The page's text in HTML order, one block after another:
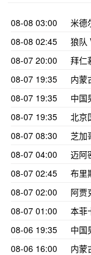
08-08 03:00
米德
08-08 02:45
狼队
08-07 20:00
拜仁
08-07 19:35
内蒙
08-07 19:35
中国
08-07 19:35
北京
08-07 08:30
芝加
08-07 04:00
迈阿
08-07 02:45
布里
08-07 02:00
阿贾
08-07 01:00
本菲
08-06 19:35
中国
08-06 16:00
内蒙